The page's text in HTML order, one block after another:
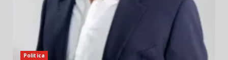
Politica